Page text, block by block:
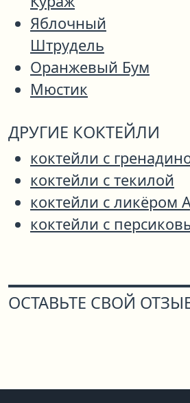
Яблочный
Штрудель
Оранжевый Бум
Мюстик
ДРУГИЕ КОКТЕЙЛИ
коктейли с
коктейли с текилой
коктейли с ликёром
коктейли с
ОСТАВЬТЕ СВОЙ